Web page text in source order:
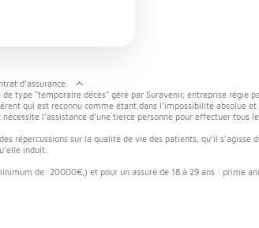
d’assurance.
type "temporaire décès" géré par Suravenir, entreprise régie
qui est reconnu comme étant dans l’impossibilité absolue
l’assistance d’une tierce personne pour effectuer tous
répercussions sur la qualité de vie des patients, qu’il s’agisse
induit.
de: 20000€,) et pour un assuré de 18 à 29 ans : prime